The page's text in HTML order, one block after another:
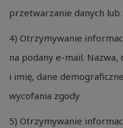
przetwarzanie danych lub
4) Otrzymywanie
na podany e-mail.
i imię, dane
wycofania zgody
5) Otrzymywanie